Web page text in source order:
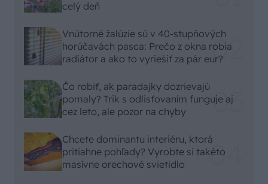
celý deň
Vnútorné žalúzie sú v 40-stupňových
horúčavách pasca: Prečo z okna robia
radiátor a ako to vyriešiť za pár eur?
Čo robiť, ak paradajky dozrievajú
pomaly? Trik s odlisťovaním funguje aj
cez leto, ale pozor na chyby
Chcete dominantu interiéru, ktorá
pritiahne pohľady? Vyrobte si takéto
masívne orechové svietidlo